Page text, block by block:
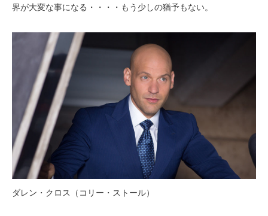
界が大変な事になる・・・・もう少しの猶予もない。
ダレン・クロス（コリー・ストール）